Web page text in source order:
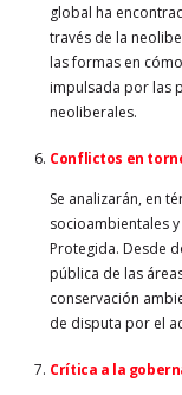
global ha
través de la
las formas en
impulsada por las
neoliberales.
Conflictos en
Se analizarán, en
socioambientales
Protegida. Desde
pública de las
conservación
de disputa por el
Crítica a la